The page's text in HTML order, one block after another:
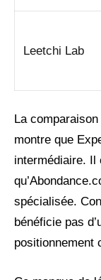
Leetchi Lab
La
montre que
intermédiaire.
spécialisée.
bénéficie pas
positionnement